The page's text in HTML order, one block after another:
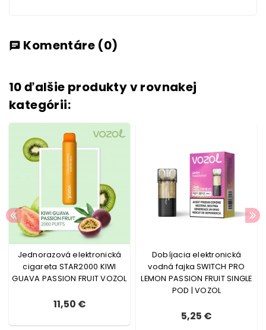
chat Komentáre (0)
10 ďalšie produkty v rovnakej
kategórii:
Jednorazová elektronická
cigareta STAR2000 KIWI
GUAVA PASSION FRUIT VOZOL
11,50 €
Dobíjacia elektronická
vodná fajka SWITCH PRO
LEMON PASSION FRUIT SINGLE
POD | VOZOL
5,25 €